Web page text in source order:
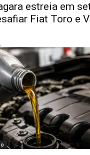
estreia em
Fiat Toro e